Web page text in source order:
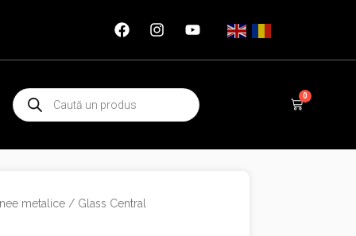
Products
search
0
Cart
metalice / Glass Central